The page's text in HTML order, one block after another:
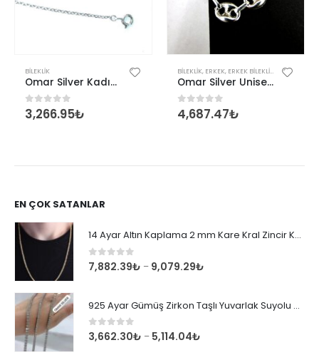
BILEKLIK
Omar Silver Kadın Fosforlu Eyfel Kulesi Model Gümüş Bileklik Zirkon Taşlı İthal Rodyumlu Ömr7590
0out of 5
3,266.95₺
BILEKLIK, ERKEK, ERKEK BILEKLIK
Omar Silver Unisex Gemici Arpa 8MM Bileklik
0out of 5
4,687.47₺
EN ÇOK SATANLAR
14 Ayar Altın Kaplama 2 mm Kare Kral Zincir Kolye
0 out of 5
7,882.39₺ – 9,079.29₺
925 Ayar Gümüş Zirkon Taşlı Yuvarlak Suyolu Bileklik
0 out of 5
3,662.30₺ – 5,114.04₺